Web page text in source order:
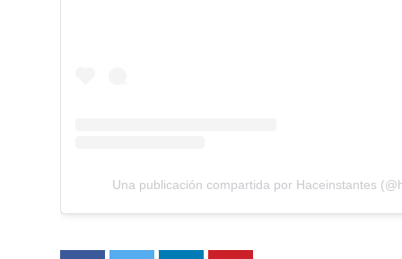
Una publicación compartida por Haceinstantes